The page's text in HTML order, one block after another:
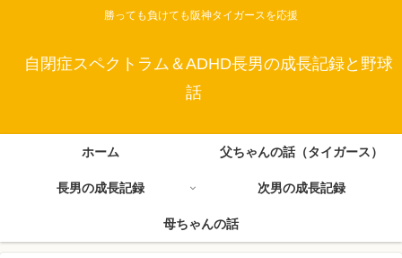
勝っても負けても阪神タイガースを応援
自閉症スペクトラム＆ADHD長男の成長記録と野球
話
ホーム 父ちゃんの話（タイガース）
長男の成長記録 次男の成長記録
母ちゃんの話